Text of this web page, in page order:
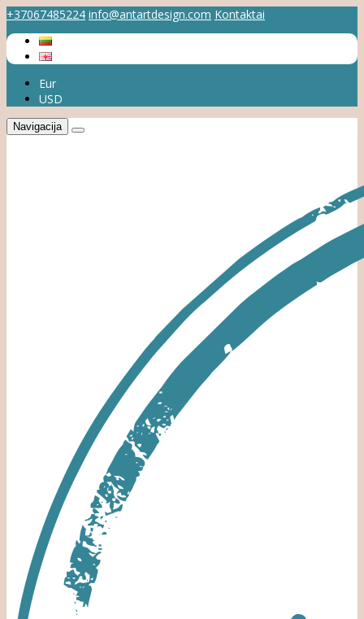
+37067485224 info@antartdesign.com Kontaktai
Eur
USD
Navigacija